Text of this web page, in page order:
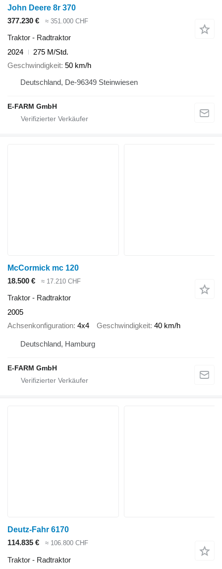
John Deere 8r 370
377.230 €
≈ 351.000 CHF
Traktor - Radtraktor
2024
275 M/Std.
Geschwindigkeit 50 km/h
Deutschland, De-96349 Steinwiesen
E-FARM GmbH
McCormick mc 120
18.500 €
≈ 17.210 CHF
Traktor - Radtraktor
2005
Achsenkonfiguration 4x4 Geschwindigkeit 40 km/h
Deutschland, Hamburg
E-FARM GmbH
Deutz-Fahr 6170
114.835 €
≈ 106.800 CHF
Traktor - Radtraktor